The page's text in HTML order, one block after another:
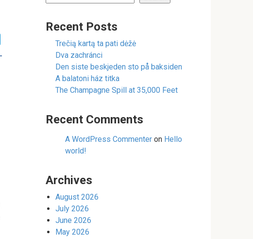
Recent Posts
Trečią kartą ta pati dėžė
Dva zachránci
Den siste beskjeden sto på baksiden
A balatoni ház titka
The Champagne Spill at 35,000 Feet
Recent Comments
A WordPress Commenter on Hello
world!
Archives
August 2026
July 2026
June 2026
May 2026